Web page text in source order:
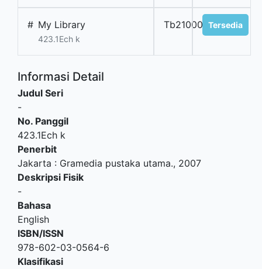
# My Library
423.1Ech k
Tb2100040Kbing
Tersedia
Informasi Detail
Judul Seri
-
No. Panggil
423.1Ech k
Penerbit
Jakarta : Gramedia pustaka utama., 2007
Deskripsi Fisik
-
Bahasa
English
ISBN/ISSN
978-602-03-0564-6
Klasifikasi